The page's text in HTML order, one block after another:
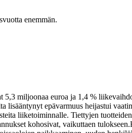
enemmän.
5,3 miljoonaa euroa ja 1,4 %
lisääntynyt epävarmuus heijastui
liiketoiminnalle. Tiettyjen
kohosivat, vaikuttaen tulokseen.